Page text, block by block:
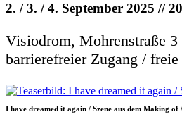
2. / 3. / 4. September 2025 //
Visiodrom, Mohrenstraße
barrierefreier Zugang /
I have dreamed it again / Szene aus dem Making